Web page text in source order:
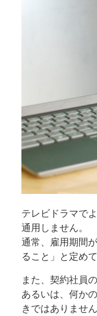
テレビドラマで
通用しません。
通常、雇用期間
ること」と定め
また、契約社員
あるいは、何か
きではありません